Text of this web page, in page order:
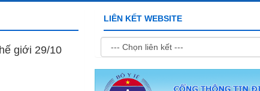
soát bệnh tật Lịch làm việc
Hỏi đáp OnlineSức khỏe toàn dân
giới 29/10
LIÊN KẾT WEBSITE